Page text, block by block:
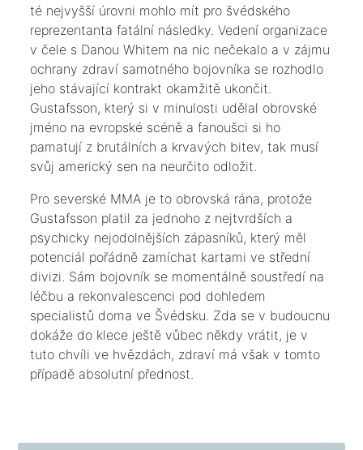
té nejvyšší úrovni mohlo mít pro švédského
reprezentanta fatální následky. Vedení organizace
v čele s Danou Whitem na nic nečekalo a v zájmu
ochrany zdraví samotného bojovníka se rozhodlo
jeho stávající kontrakt okamžitě ukončit.
Gustafsson, který si v minulosti udělal obrovské
jméno na evropské scéně a fanoušci si ho
pamatují z brutálních a krvavých bitev, tak musí
svůj americký sen na neurčito odložit.
​Pro severské MMA je to obrovská rána, protože
Gustafsson platil za jednoho z nejtvrdších a
psychicky nejodolnějších zápasníků, který měl
potenciál pořádně zamíchat kartami ve střední
divizi. Sám bojovník se momentálně soustředí na
léčbu a rekonvalescenci pod dohledem
specialistů doma ve Švédsku. Zda se v budoucnu
dokáže do klece ještě vůbec někdy vrátit, je v
tuto chvíli ve hvězdách, zdraví má však v tomto
případě absolutní přednost.